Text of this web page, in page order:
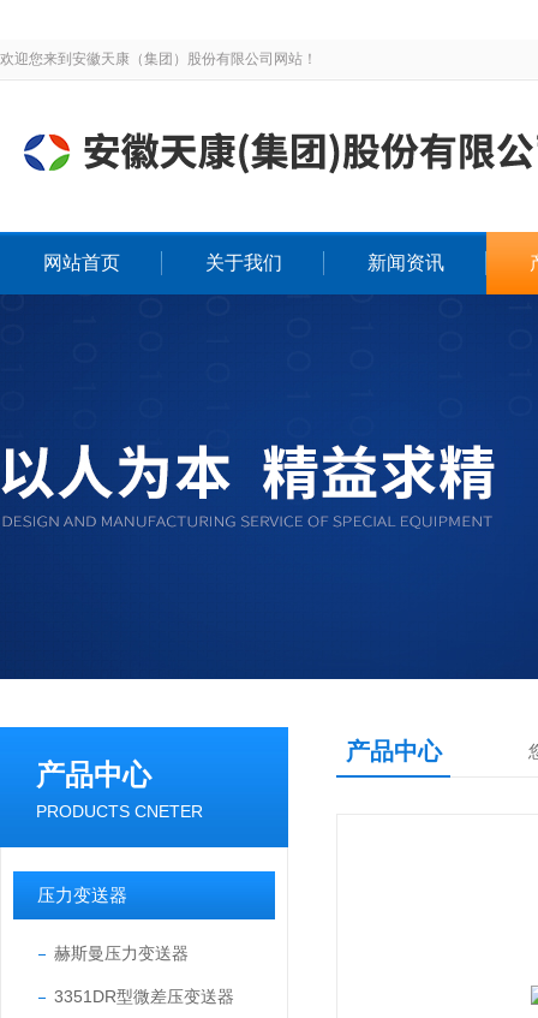
欢迎您来到安徽天康（集团）股份有限公司网站！
网站首页 关于我们 新闻资讯
产品中心
PRODUCTS CNETER
压力变送器
赫斯曼压力变送器
3351DR型微差压变送器
产品中心